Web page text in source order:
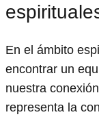
En el ámbito
encontrar un
nuestra
representa la